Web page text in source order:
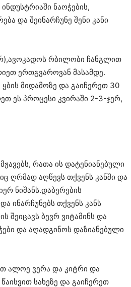
ნაოჭების,
და შეინარჩუნე შენი კანი
რბილობი ჩანგლით
ერთგვაროვან მასამდე.
ყბის მიდამოზე და გაიჩერეთ 30
ეს პროცესი კვირაში 2-3-ჯერ,
რათა ის დატენიანებული
ღრმად აღწევს თქვენს კანში და
ნიშანს.დაბერების
ინარჩუნებს თქვენს კანს
შეიცავს ბევრ ვიტამინს და
და აღადგინოს დაზიანებული
ალოე ვერა და კიტრი და
სახეზე და გაიჩერეთ